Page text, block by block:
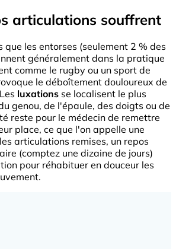
articulations souffrent
que les entorses (seulement 2 % des
généralement dans la pratique
comme le rugby ou un sport de
le déboîtement douloureux de
luxations se localisent le plus
genou, de l'épaule, des doigts ou de
reste pour le médecin de remettre
place, ce que l'on appelle une
articulations remises, un repos
(comptez une dizaine de jours)
pour réhabituer en douceur les